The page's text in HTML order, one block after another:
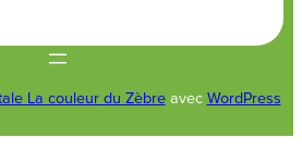
La couleur du Zèbreavec WordPress